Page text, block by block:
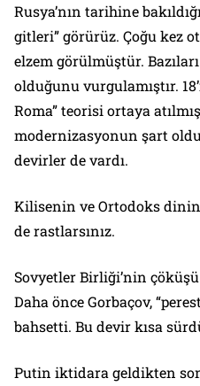
Rusya’nın tarihine
gitleri” görürüz. Çoğu kez
elzem görülmüştür.
olduğunu vurgulamıştır.
Roma” teorisi ortaya
modernizasyonun şart
devirler de vardı.
Kilisenin ve Ortodoks
de rastlarsınız.
Sovyetler Birliği’nin çöküşü
Daha önce Gorbaçov,
bahsetti. Bu devir kısa
Putin iktidara geldikten